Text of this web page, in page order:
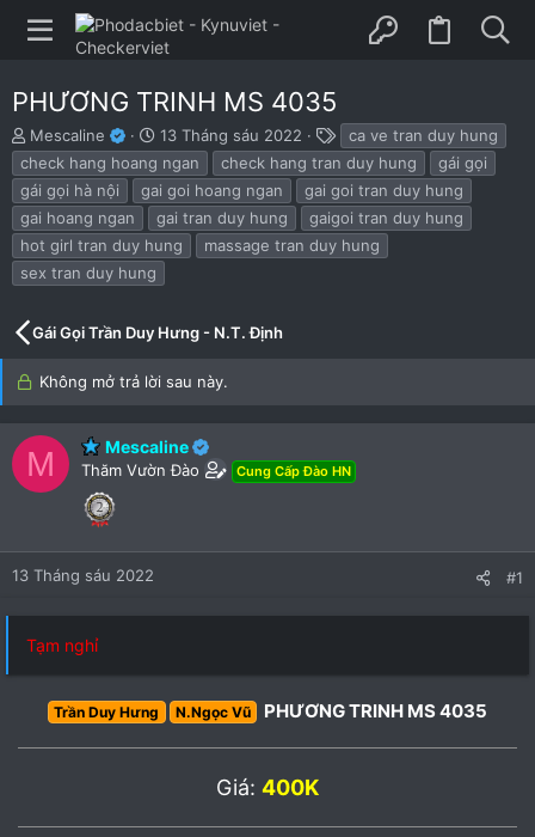
PHƯƠNG TRINH MS 4035
B
ắ
t
đ
ầ
u
Mescaline
N
g
à
y
b
ắ
t
đ
u
13 Tháng sáu 2022
h
ẻ
ca ve tran duy hung
check hang hoang ngan
check hang tran duy hung
gái gọi
gái gọi hà nội
gai goi hoang ngan
gai goi tran duy hung
gai hoang ngan
gai tran duy hung
gaigoi tran duy hung
hot girl tran duy hung
massage tran duy hung
sex tran duy hung
Gái Gọi Trần Duy Hưng - N.T. Định
Không mở trả lời sau này.
M Mescaline
Thăm Vườn Đào Cung Cấp Đào HN
13 Tháng sáu 2022 #1
Tạm nghỉ
Trần Duy Hưng N.Ngọc Vũ PHƯƠNG TRINH MS 4035
Giá: 400K